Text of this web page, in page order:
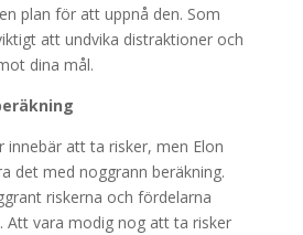
plan för att uppnå den. Som
att undvika distraktioner och
dina mål.
innebär att ta risker, men Elon
det med noggrann beräkning.
riskerna och fördelarna
Att vara modig nog att ta risker